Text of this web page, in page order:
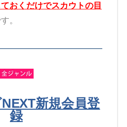
おくだけでスカウトの目
。
新規会員登
録